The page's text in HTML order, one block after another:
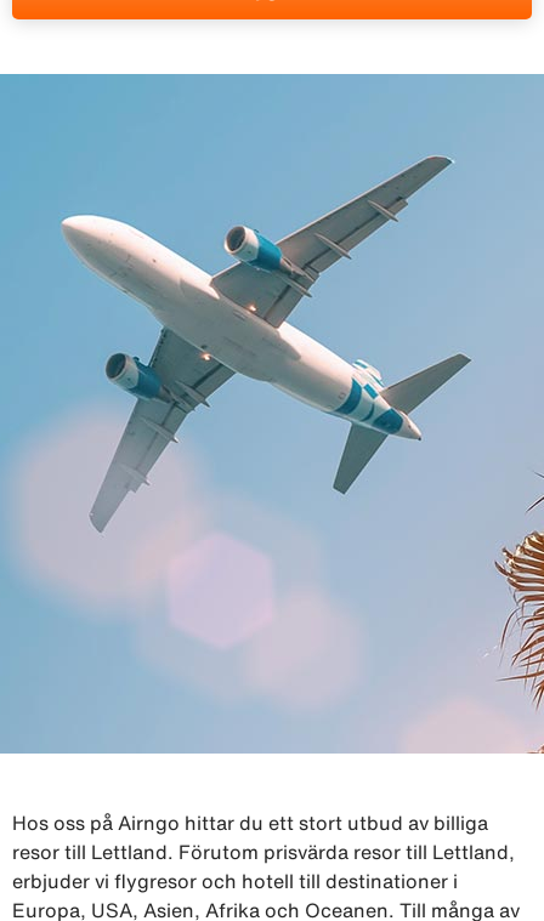
Hos oss på Airngo hittar du ett stort utbud av billiga
resor till Lettland. Förutom prisvärda resor till Lettland,
erbjuder vi flygresor och hotell till destinationer i
Europa, USA, Asien, Afrika och Oceanen. Till många av